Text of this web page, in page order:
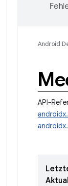
Android
API-